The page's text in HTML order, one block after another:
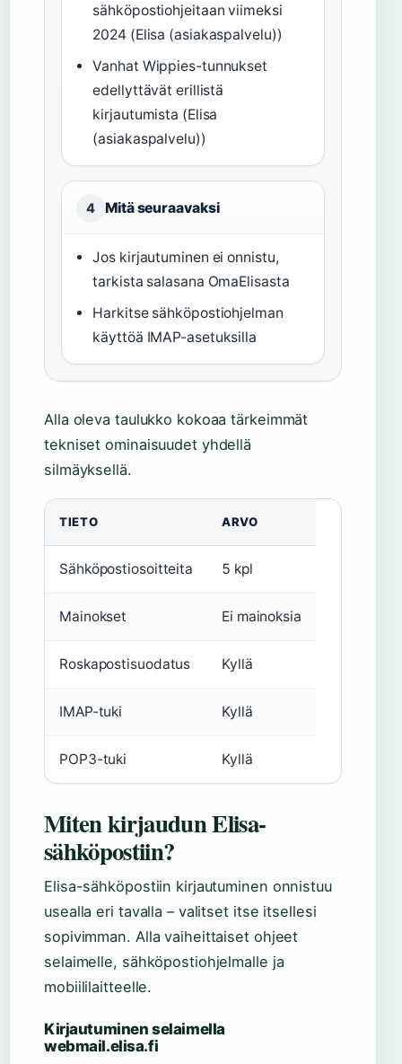
sähköpostiohjeitaan viimeksi
2024 (Elisa (asiakaspalvelu))
Vanhat Wippies-tunnukset
edellyttävät erillistä
kirjautumista (Elisa
(asiakaspalvelu))
4 Mitä seuraavaksi
Jos kirjautuminen ei onnistu,
tarkista salasana OmaElisasta
Harkitse sähköpostiohjelman
käyttöä IMAP-asetuksilla
Alla oleva taulukko kokoaa tärkeimmät
tekniset ominaisuudet yhdellä
silmäyksellä.
TIETO ARVO
Sähköpostiosoitteita 5 kpl
Mainokset Ei mainoksia
Roskapostisuodatus Kyllä
IMAP-tuki Kyllä
POP3-tuki Kyllä
Miten kirjaudun Elisa-
sähköpostiin?
Elisa-sähköpostiin kirjautuminen onnistuu
usealla eri tavalla – valitset itse itsellesi
sopivimman. Alla vaiheittaiset ohjeet
selaimelle, sähköpostiohjelmalle ja
mobiililaitteelle.
Kirjautuminen selaimella
webmail.elisa.fi